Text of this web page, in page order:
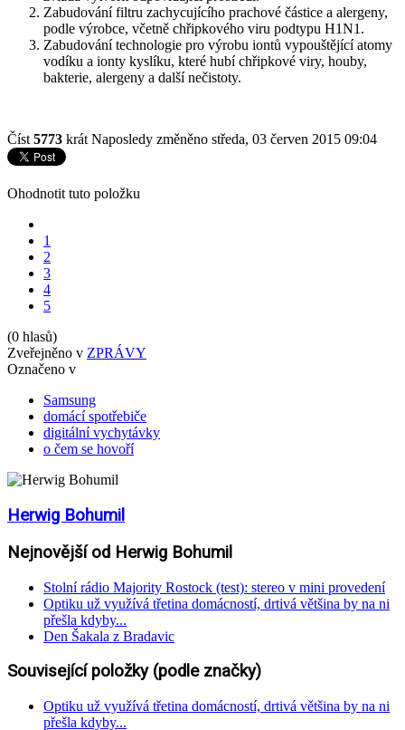
Zabudování filtru zachycujícího prachové částice a alergeny,
podle výrobce, včetně chřipkového viru podtypu H1N1.
Zabudování technologie pro výrobu iontů vypouštějící atomy
vodíku a ionty kyslíku, které hubí chřipkové viry, houby,
bakterie, alergeny a další nečistoty.
Číst 5773 krát Naposledy změněno středa, 03 červen 2015 09:04
Ohodnotit tuto položku
1
2
3
4
5
(0 hlasů)
Zveřejněno v ZPRÁVY
Označeno v
Samsung
domácí spotřebiče
digitální vychytávky
o čem se hovoří
Herwig Bohumil
Nejnovější od Herwig Bohumil
Stolní rádio Majority Rostock (test): stereo v mini provedení
Optiku už využívá třetina domácností, drtivá většina by na ni
přešla kdyby...
Den Šakala z Bradavic
Související položky (podle značky)
Optiku už využívá třetina domácností, drtivá většina by na ni
přešla kdyby...